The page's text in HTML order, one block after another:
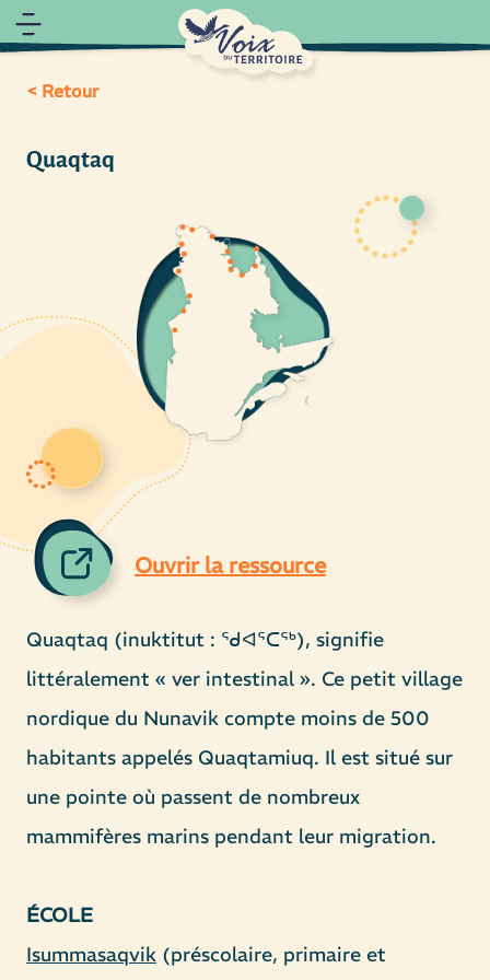
< Retour
Quaqtaq
Ouvrir la ressource
Quaqtaq (inuktitut : ᖁᐊᕐᑕᖅ), signifie
littéralement « ver intestinal ». Ce petit village
nordique du Nunavik compte moins de 500
habitants appelés Quaqtamiuq. Il est situé sur
une pointe où passent de nombreux
mammifères marins pendant leur migration.
ÉCOLE
Isummasaqvik (préscolaire, primaire et